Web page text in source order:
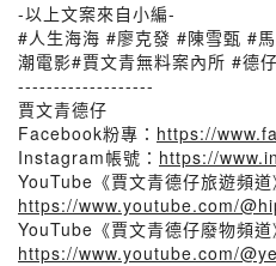
-以上文案來自小編-
#人生海海 #廖克發 #陳雪甄 #
潮電影#賈文青無料案內所 #德
-------------------
賈文青德仔
Facebook粉專： https://
Instagram帳號： https://
YouTube《賈文青德仔旅遊頻道
https://www.youtube.com/
YouTube《賈文青德仔廢物頻道
https://www.youtube.com/